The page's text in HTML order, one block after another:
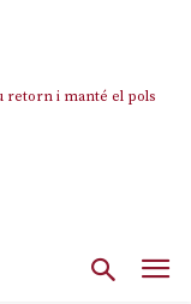
i manté el pols
massiu per la seva